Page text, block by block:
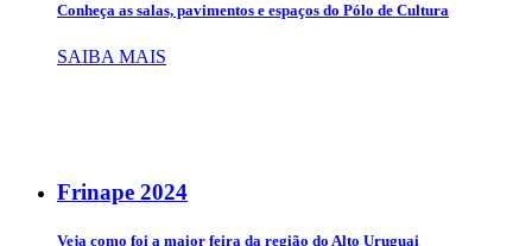
Conheça as salas, pavimentos e espaços do Pólo de Cultura
SAIBA MAIS
Frinape 2024
Veja como foi a maior feira da região do Alto Uruguai